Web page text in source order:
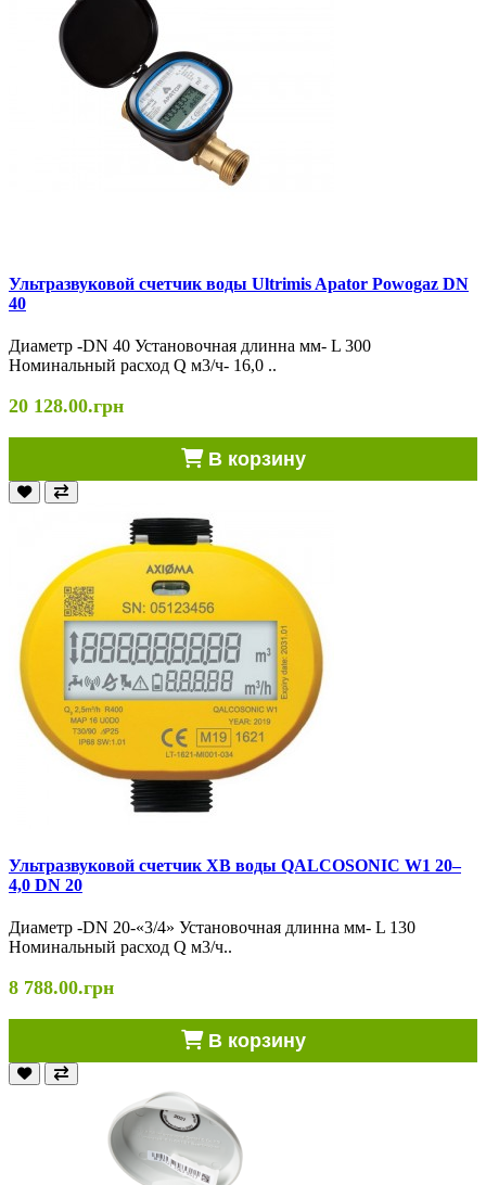
Ультразвуковой счетчик воды Ultrimis Apator Powogaz DN
40
Диаметр -DN 40 Установочная длинна мм- L 300
Номинальный расход Q м3/ч- 16,0 ..
20 128.00.грн
В корзину
Ультразвуковой счетчик ХВ воды QALCOSONIC W1 20–
4,0 DN 20
Диаметр -DN 20-«3/4» Установочная длинна мм- L 130
Номинальный расход Q м3/ч..
8 788.00.грн
В корзину